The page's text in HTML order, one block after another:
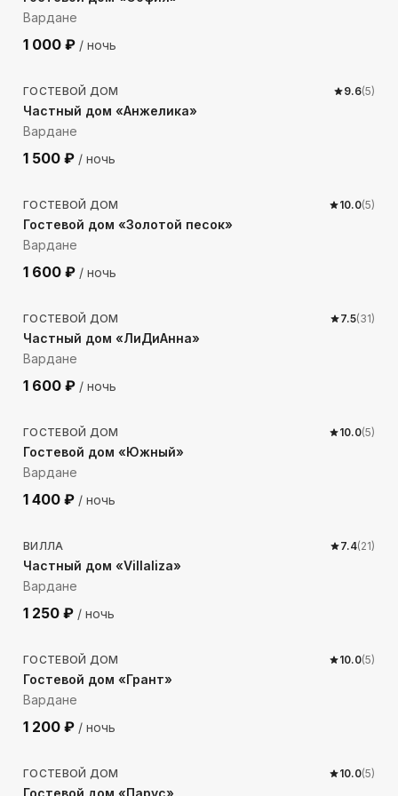
Вардане
1 000 ₽ / ночь
151м до моря
ГОСТЕВОЙ ДОМ 9.6(5)
Частный дом «Анжелика»
Вардане
1 500 ₽ / ночь
538м до моря
ГОСТЕВОЙ ДОМ 10.0(5)
Гостевой дом «Золотой песок»
Вардане
1 600 ₽ / ночь
227м до моря
ГОСТЕВОЙ ДОМ 7.5(31)
Частный дом «ЛиДиАнна»
Вардане
1 600 ₽ / ночь
663 м до моря
ГОСТЕВОЙ ДОМ 10.0(5)
Гостевой дом «Южный»
Вардане
1 400 ₽ / ночь
815м до моря
ВИЛЛА 7.4(21)
Частный дом «Villaliza»
Вардане
1 250 ₽ / ночь
717м до моря
ГОСТЕВОЙ ДОМ 10.0(5)
Гостевой дом «Грант»
Вардане
1 200 ₽ / ночь
381м до моря
ГОСТЕВОЙ ДОМ 10.0(5)
Гостевой дом «Парус»